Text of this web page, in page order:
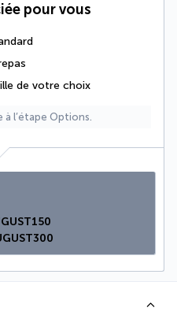
pour vous
de votre choix
à l’étape Options.